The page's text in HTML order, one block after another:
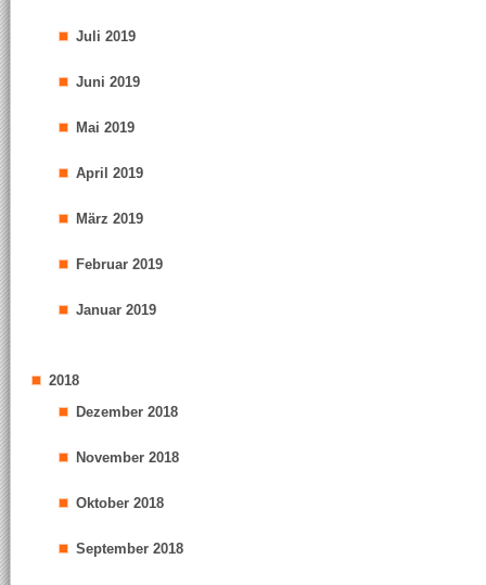
Juli 2019
Juni 2019
Mai 2019
April 2019
März 2019
Februar 2019
Januar 2019
2018
Dezember 2018
November 2018
Oktober 2018
September 2018